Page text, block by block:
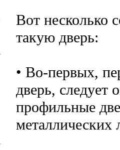
Вот несколько
такую дверь:
• Во-первых,
дверь, следует
профильные
металлических